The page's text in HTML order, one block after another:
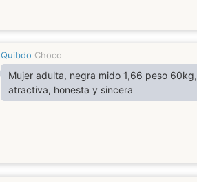
Quibdo Choco
Mujer adulta, negra mido 1,66 peso 60kg,
atractiva, honesta y sincera